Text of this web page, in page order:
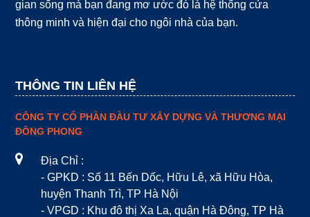
gian sống mà bạn đang mơ ước đó là hệ thống cửa
thông minh và hiện đại cho ngôi nhà của bạn.
THÔNG TIN LIÊN HỆ
CÔNG TY CỔ PHẦN ĐẦU TƯ XÂY DỰNG VÀ THƯƠNG MẠI
ĐÔNG PHONG
Địa Chỉ :
- GPKD : Số 11 Bến Dốc, Hữu Lê, xã Hữu Hòa,
huyện Thanh Trì, TP Hà Nội
- VPGD : Khu đô thị Xa La, quận Hà Đông, TP Hà